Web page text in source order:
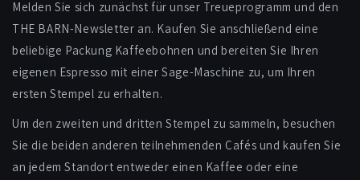
Melden Sie sich zunächst für unser Treueprogramm und den
THE BARN-Newsletter an. Kaufen Sie anschließend eine
beliebige Packung Kaffeebohnen und bereiten Sie Ihren
eigenen Espresso mit einer Sage-Maschine zu, um Ihren
ersten Stempel zu erhalten.
Um den zweiten und dritten Stempel zu sammeln, besuchen
Sie die beiden anderen teilnehmenden Cafés und kaufen Sie
an jedem Standort entweder einen Kaffee oder eine